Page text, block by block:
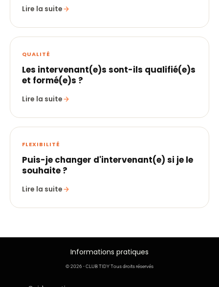
Lire la suite
QUALITÉ
Les intervenant(e)s sont-ils qualifié(e)s
et formé(e)s ?
Lire la suite
FLEXIBILITÉ
Puis-je changer d'intervenant(e) si je le
souhaite ?
Lire la suite
Informations pratiques
© 2026 - CLUB TIDY Tous droits réservés
Informations légales